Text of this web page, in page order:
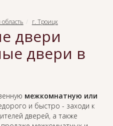
г. Троицк
двери
двери в
межкомнатную или
и быстро - заходи к
дверей, а также